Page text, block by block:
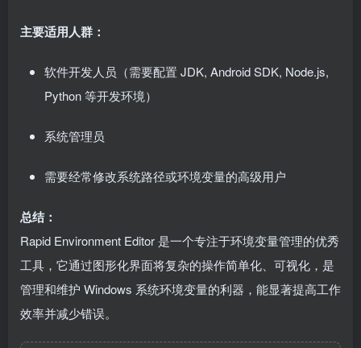
主要适用人群：
软件开发人员（需要配置 JDK, Android SDK, Node.js,
Python 等开发环境）
系统管理员
需要经常修改系统路径或环境变量的高级用户
总结：
Rapid Environment Editor 是一个专注于环境变量管理的优秀
工具，它通过图形化界面将复杂的操作简单化、可视化，是
管理和维护 Windows 系统环境变量的利器，能显著提高工作
效率并减少错误。